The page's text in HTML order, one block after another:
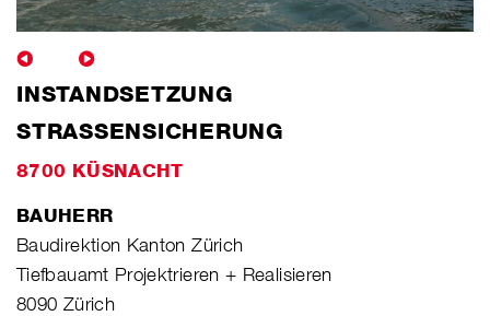
INSTANDSETZUNG
STRASSENSICHERUNG
8700 KÜSNACHT
BAUHERR
Baudirektion Kanton Zürich
Tiefbauamt Projektrieren + Realisieren
8090 Zürich